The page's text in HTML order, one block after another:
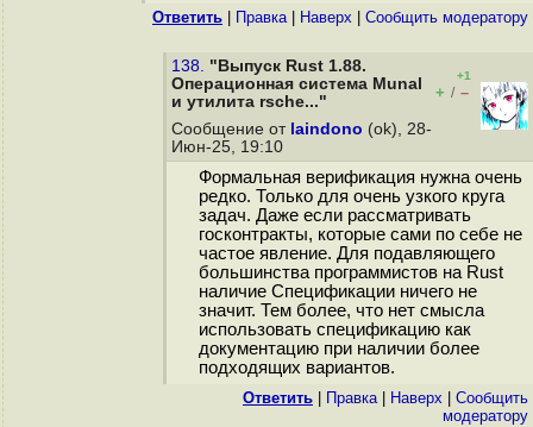
Ответить Правка| Наверх Cообщить модератору
138. "Выпуск Rust 1.88.
Операционная система Munal
и утилита rsche..."
+1
+ / –
Сообщение от laindono (ok), 28-
Июн-25, 19:10
Формальная верификация нужна очень
редко. Только для очень узкого круга
задач. Даже если рассматривать
госконтракты, которые сами по себе не
частое явление. Для подавляющего
большинства программистов на Rust
наличие Спецификации ничего не
значит. Тем более, что нет смысла
использовать спецификацию как
документацию при наличии более
подходящих вариантов.
Ответить Правка| Наверх
Cообщить
модератору